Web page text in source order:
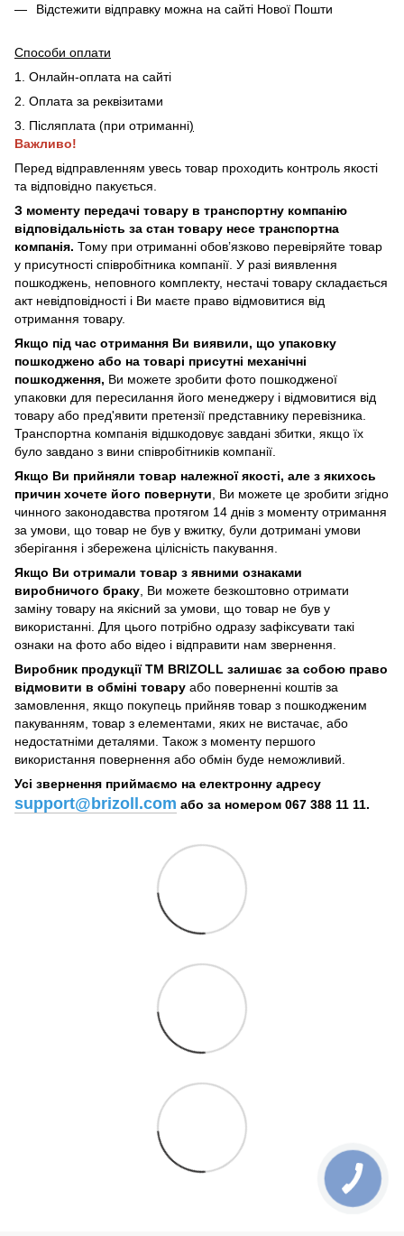
Відстежити відправку можна на сайті Нової Пошти
Способи оплати
1. Онлайн-оплата на сайті
2. Оплата за реквізитами
3. Післяплата (при отриманні)
Важливо!
Перед відправленням увесь товар проходить контроль якості
та відповідно пакується.
З моменту передачі товару в транспортну компанію
відповідальність за стан товару несе транспортна
компанія. Тому при отриманні обов’язково перевіряйте товар
у присутності співробітника компанії. У разі виявлення
пошкоджень, неповного комплекту, нестачі товару складається
акт невідповідності і Ви маєте право відмовитися від
отримання товару.
Якщо під час отримання Ви виявили, що упаковку
пошкоджено або на товарі присутні механічні
пошкодження, Ви можете зробити фото пошкодженої
упаковки для пересилання його менеджеру і відмовитися від
товару або пред'явити претензії представнику перевізника.
Транспортна компанія відшкодовує завдані збитки, якщо їх
було завдано з вини співробітників компанії.
Якщо Ви прийняли товар належної якості, але з якихось
причин хочете його повернути, Ви можете це зробити згідно
чинного законодавства протягом 14 днів з моменту отримання
за умови, що товар не був у вжитку, були дотримані умови
зберігання і збережена цілісність пакування.
Якщо Ви отримали товар з явними ознаками
виробничого браку, Ви можете безкоштовно отримати
заміну товару на якісний за умови, що товар не був у
використанні. Для цього потрібно одразу зафіксувати такі
ознаки на фото або відео і відправити нам звернення.
Виробник продукції ТМ BRIZOLL залишає за собою право
відмовити в обміні товару або поверненні коштів за
замовлення, якщо покупець прийняв товар з пошкодженим
пакуванням, товар з елементами, яких не вистачає, або
недостатніми деталями. Також з моменту першого
використання повернення або обмін буде неможливий.
Усі звернення приймаємо на електронну адресу
support@brizoll.com або за номером 067 388 11 11.